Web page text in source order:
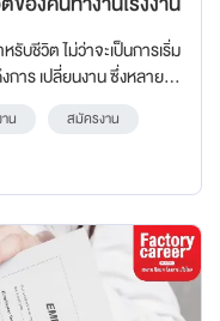
บชีวิต ไม่ว่าจะเป็นการเริ่ม
าร เปลี่ยนงาน ซึ่งหลาย
ราคมเป็นช่วงที่เหมาะสม
กเปลี่ยนงานช่วงนี้?
น สมัครงาน